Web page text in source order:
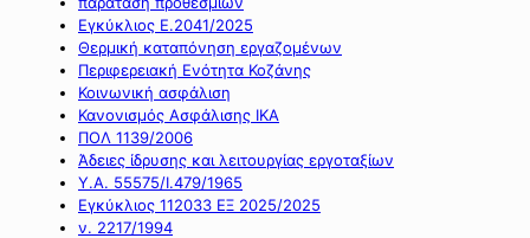
Εγκύκλιος Ε.2041/2025
Θερμική καταπόνηση εργαζομένων
Περιφερειακή Ενότητα Κοζάνης
Κοινωνική ασφάλιση
Κανονισμός Ασφάλισης ΙΚΑ
ΠΟΛ 1139/2006
Άδειες ίδρυσης και λειτουργίας εργοταξίων
Υ.Α. 55575/Ι.479/1965
Εγκύκλιος 112033 ΕΞ 2025/2025
ν. 2217/1994